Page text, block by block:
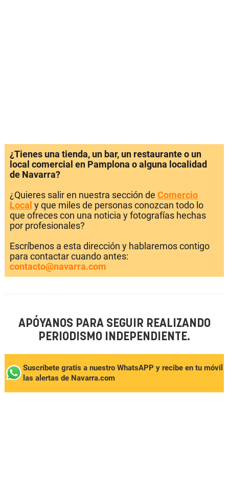
¿Tienes una tienda, un bar, un restaurante o un
local comercial en Pamplona o alguna localidad
de Navarra?
¿Quieres salir en nuestra sección de Comercio
Local y que miles de personas conozcan todo lo
que ofreces con una noticia y fotografías hechas
por profesionales?
Escríbenos a esta dirección y hablaremos contigo
para contactar cuando antes:
contacto@navarra.com
APÓYANOS PARA SEGUIR REALIZANDO
PERIODISMO INDEPENDIENTE.
Suscríbete gratis a nuestro WhatsAPP y recibe en tu móvil
las alertas de Navarra.com